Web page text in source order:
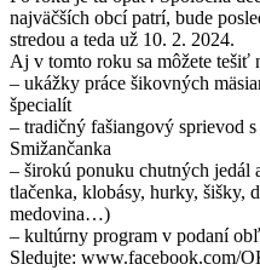
najväčších obcí patrí, bude
stredou a teda už 10. 2. 2024.
Aj v tomto roku sa môžete tešiť
– ukážky práce šikovných
špecialít
– tradičný fašiangový sprievod
Smižančanka
– širokú ponuku chutných jedál
tlačenka, klobásy, hurky, šišky,
medovina…)
– kultúrny program v podaní
Sledujte: www.facebook.com/